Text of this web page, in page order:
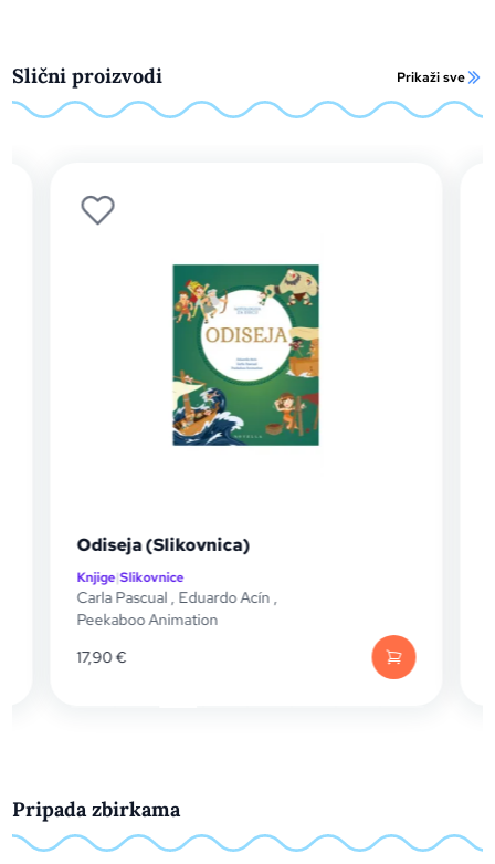
Slični proizvodi Prikaži sve
Odiseja (Slikovnica)
Knjige|Slikovnice
Carla Pascual , Eduardo Acín ,
Peekaboo Animation
17,90€
Pripada zbirkama